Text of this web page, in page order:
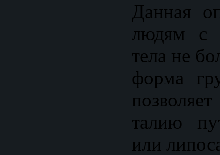
Данная
людям с
тела не
форма
талию
или